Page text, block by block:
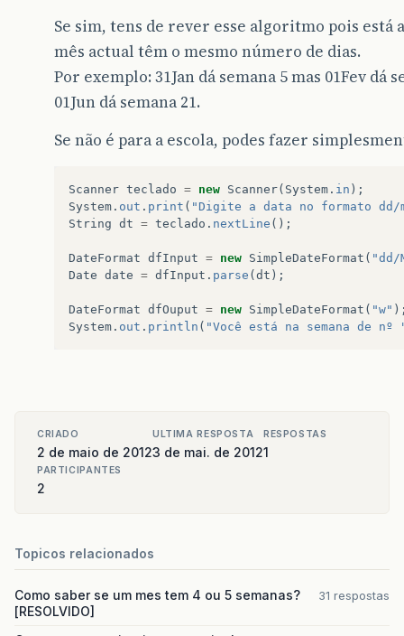
Se sim, tens de rever esse algoritmo pois está
mês actual têm o mesmo número de dias.
Por exemplo: 31Jan dá semana 5 mas 01Fev dá
01Jun dá semana 21.
Se não é para a escola, podes fazer
Scanner teclado = new Scanner( System . in );
System . out . print ( "Digite a data no formato dd/
String dt = teclado . nextLine ();
DateFormat dfInput = new SimpleDateFormat ( "dd/
Date date = dfInput . parse (dt );
DateFormat dfOuput = new SimpleDateFormat ( "w"
System . out . println ( "Você está na semana de nº
CRIADO
2 de maio de 2012
ULTIMA RESPOSTA
3 de mai. de 2012
RESPOSTAS
1
PARTICIPANTES
2
Topicos relacionados
Como saber se um mes tem 4 ou 5 semanas?
[RESOLVIDO]
31 respostas